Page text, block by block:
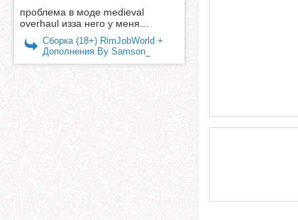
проблема в моде medieval
overhaul изза него у меня...
Сборка (18+) RimJobWorld +
Дополнения By Samson_